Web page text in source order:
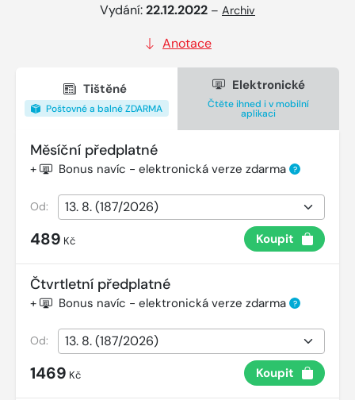
Vydání:22.12.2022 – Archiv
Anotace
Tištěné
Poštovné a balné ZDARMA
Elektronické
Čtěte ihned i v mobilní
aplikaci
Měsíční předplatné
+ Bonus navíc - elektronická verze zdarma ?
Od:
489 Kč Koupit
Čtvrtletní předplatné
+ Bonus navíc - elektronická verze zdarma ?
Od:
1469 Kč Koupit